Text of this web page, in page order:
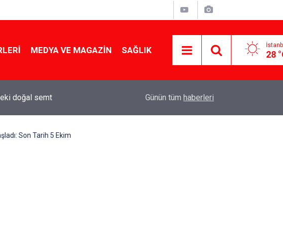
MEDYA VE MAGAZIN SAĞLIK 28
doğal semt
yapmanın sırrı
Günün tüm haberleri
Son Tarih 5 Ekim